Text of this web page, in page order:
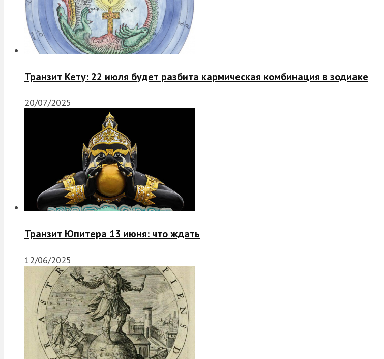
Транзит Кету: 22 июля будет разбита кармическая комбинация в зодиаке
20/07/2025
Транзит Юпитера 13 июня: что ждать
12/06/2025